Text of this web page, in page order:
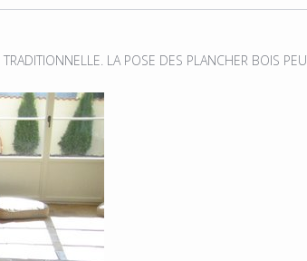
LA POSE DES PLANCHER BOIS